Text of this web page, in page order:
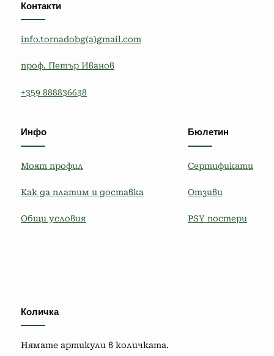
Контакти
info.tornadobg(a)gmail.com
проф. Петър Иванов
+359 888836638
Инфо
Моят профил
Как да платим и доставка
Общи условия
Бюлетин
Сертификати
Отзиви
PSY постери
Количка
Нямате артикули в количката.